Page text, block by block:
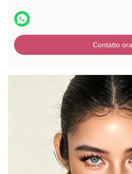
Contatto ora